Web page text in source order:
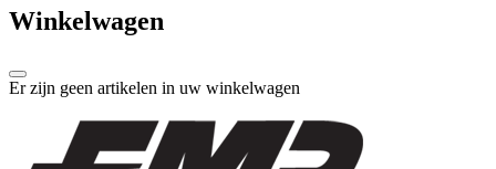
Winkelwagen
Er zijn geen artikelen in uw winkelwagen